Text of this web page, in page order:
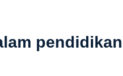
pendidikan